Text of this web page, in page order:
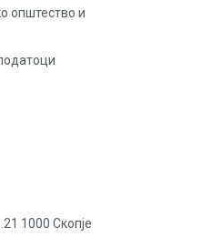
општество и
1000 Скопје